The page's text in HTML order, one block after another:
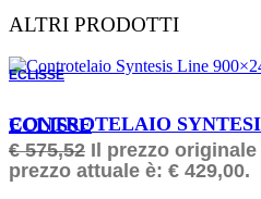
ALTRI PRODOTTI
ECLISSE
ORDINABILE
CONTROTELAIO SYNTESIS LINE 900×2400 – ECLISSE
€575,52 Il prezzo originale
prezzo attuale è: € 429,00.